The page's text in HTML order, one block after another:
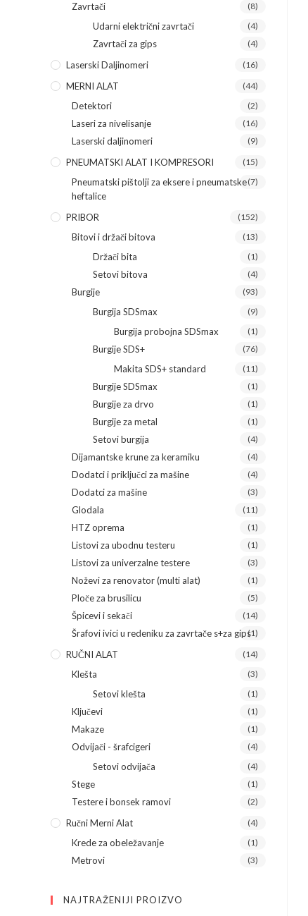
Zavrtači (8)
Udarni električni zavrtači (4)
Zavrtači za gips (4)
Laserski Daljinomeri (16)
MERNI ALAT (44)
Detektori (2)
Laseri za nivelisanje (16)
Laserski daljinomeri (9)
PNEUMATSKI ALAT I KOMPRESORI (15)
Pneumatski pištolji za eksere i pneumatske
heftalice
(7)
PRIBOR (152)
Bitovi i držači bitova (13)
Držači bita (1)
Setovi bitova (4)
Burgije (93)
Burgija SDSmax (9)
Burgija probojna SDSmax (1)
Burgije SDS+ (76)
Makita SDS+ standard (11)
Burgije SDSmax (1)
Burgije za drvo (1)
Burgije za metal (1)
Setovi burgija (4)
Dijamantske krune za keramiku (4)
Dodatci i priključci za mašine (4)
Dodatci za mašine (3)
Glodala (11)
HTZ oprema (1)
Listovi za ubodnu testeru (1)
Listovi za univerzalne testere (3)
Noževi za renovator (multi alat) (1)
Ploče za brusilicu (5)
Špicevi i sekači (14)
Šrafovi ivici u redeniku za zavrtače s+za gips(1)
RUČNI ALAT (14)
Klešta (3)
Setovi klešta (1)
Ključevi (1)
Makaze (1)
Odvijači - šrafcigeri (4)
Setovi odvijača (4)
Stege (1)
Testere i bonsek ramovi (2)
Ručni Merni Alat (4)
Krede za obeležavanje (1)
Metrovi (3)
NAJTRAŽENIJI PROIZVO